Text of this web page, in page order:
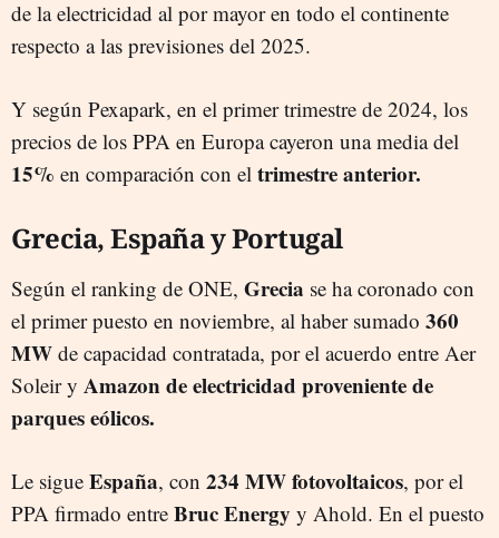
de la electricidad al por mayor en todo el continente
respecto a las previsiones del 2025.
Y según Pexapark, en el primer trimestre de 2024, los
precios de los PPA en Europa cayeron una media del
15% en comparación con el trimestre anterior.
Grecia, España y Portugal
Según el ranking de ONE, Grecia se ha coronado con
el primer puesto en noviembre, al haber sumado 360
MW de capacidad contratada, por el acuerdo entre Aer
Soleir y Amazon de electricidad proveniente de
parques eólicos.
Le sigue España, con 234 MW fotovoltaicos, por el
PPA firmado entre Bruc Energy y Ahold. En el puesto